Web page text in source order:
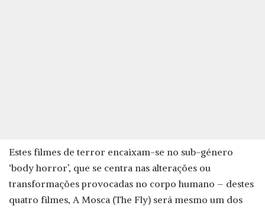
Estes filmes de terror encaixam-se no sub-género
‘body horror’, que se centra nas alterações ou
transformações provocadas no corpo humano – destes
quatro filmes, A Mosca (The Fly) será mesmo um dos